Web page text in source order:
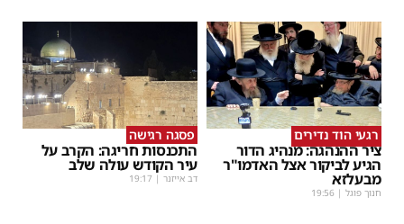
רגעי הוד נדירים
ציר ההנהגה: מנהיג הדור
הגיע לביקור אצל האדמו"ר
מבעלזא
חנוך פוגל |
19:56
פסגה רגישה
התכנסות חריגה: הקרב על
עיר הקודש עולה שלב
דב אייזנר |
19:17